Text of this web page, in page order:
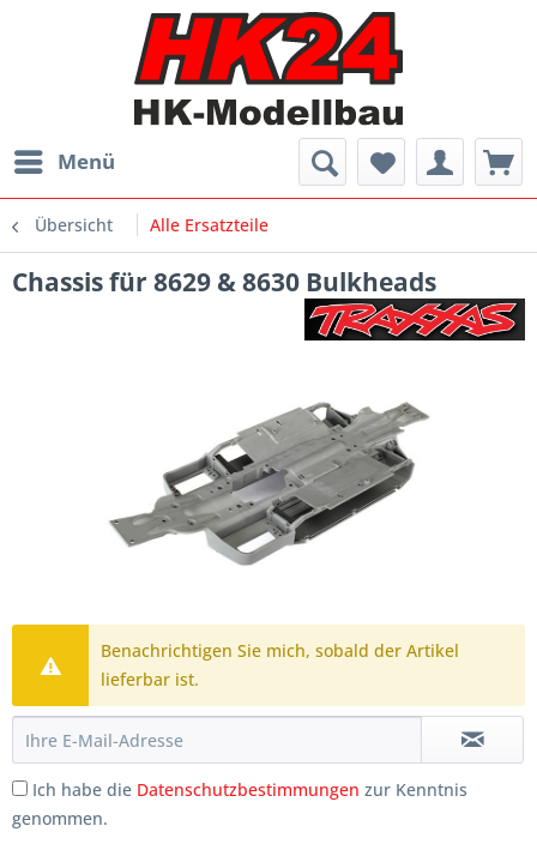
Menü
Übersicht Alle Ersatzteile
Chassis für 8629 & 8630 Bulkheads
Benachrichtigen Sie mich, sobald der Artikel
lieferbar ist.
Ich habe die Datenschutzbestimmungen zur Kenntnis
genommen.